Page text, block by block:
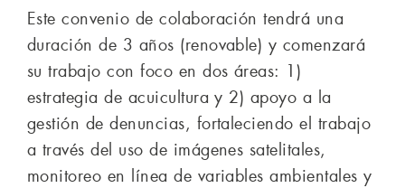
Este convenio de colaboración tendrá una
duración de 3 años (renovable) y comenzará
su trabajo con foco en dos áreas: 1)
estrategia de acuicultura y 2) apoyo a la
gestión de denuncias, fortaleciendo el trabajo
a través del uso de imágenes satelitales,
monitoreo en línea de variables ambientales y